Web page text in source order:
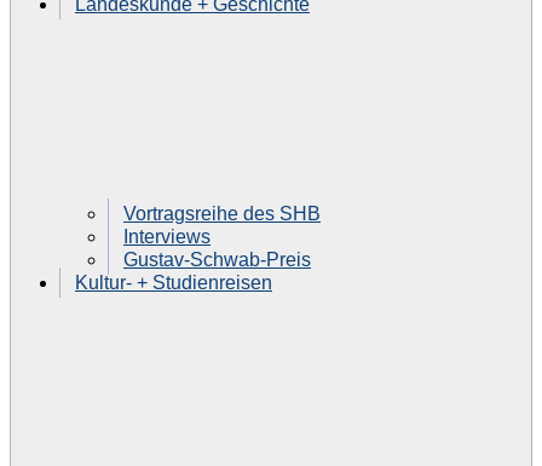
Vortragsreihe des SHB
Interviews
Gustav-Schwab-Preis
Kultur- + Studienreisen